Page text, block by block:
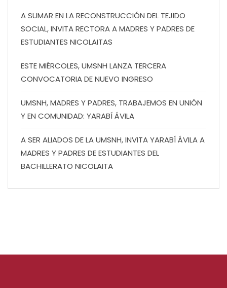
A SUMAR EN LA RECONSTRUCCIÓN DEL TEJIDO
SOCIAL, INVITA RECTORA A MADRES Y PADRES DE
ESTUDIANTES NICOLAITAS
ESTE MIÉRCOLES, UMSNH LANZA TERCERA
CONVOCATORIA DE NUEVO INGRESO
UMSNH, MADRES Y PADRES, TRABAJEMOS EN UNIÓN
Y EN COMUNIDAD: YARABÍ ÁVILA
A SER ALIADOS DE LA UMSNH, INVITA YARABÍ ÁVILA A
MADRES Y PADRES DE ESTUDIANTES DEL
BACHILLERATO NICOLAITA